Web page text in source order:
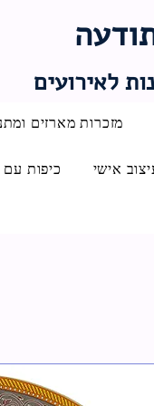
לאירועים
מזכרות מארזים
כיפות אישי